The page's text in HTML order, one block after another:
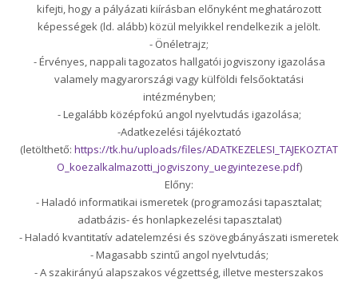
kifejti, hogy a pályázati kiírásban előnyként meghatározott
képességek (ld. alább) közül melyikkel rendelkezik a jelölt.
- Önéletrajz;
- Érvényes, nappali tagozatos hallgatói jogviszony igazolása
valamely magyarországi vagy külföldi felsőoktatási
intézményben;
- Legalább középfokú angol nyelvtudás igazolása;
-Adatkezelési tájékoztató
(letölthető: https://tk.hu/uploads/files/ADATKEZELESI_TAJEKOZTAT
O_koezalkalmazotti_jogviszony_uegyintezese.pdf)
Előny:
- Haladó informatikai ismeretek (programozási tapasztalat;
adatbázis- és honlapkezelési tapasztalat)
- Haladó kvantitatív adatelemzési és szövegbányászati ismeretek
- Magasabb szintű angol nyelvtudás;
- A szakirányú alapszakos végzettség, illetve mesterszakos